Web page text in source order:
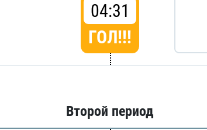
04:31
ГОЛ!!!
Второй период